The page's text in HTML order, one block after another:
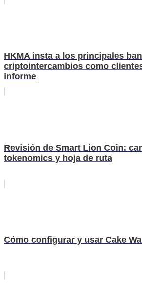
HKMA insta a los principales
criptointercambios como
informe
Revisión de Smart Lion Coin:
tokenomics y hoja de ruta
Cómo configurar y usar Cake